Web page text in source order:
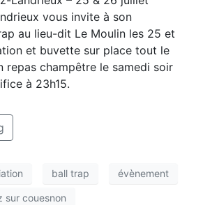
vous invite à son
au lieu-dit Le Moulin les 25 et
et buvette sur place tout le
repas champêtre le samedi soir
à 23h15.
ball trap évènement
sur couesnon